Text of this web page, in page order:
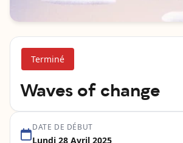
Terminé
Waves of change
DATE DE DÉBUT
Lundi 28 Avril 2025